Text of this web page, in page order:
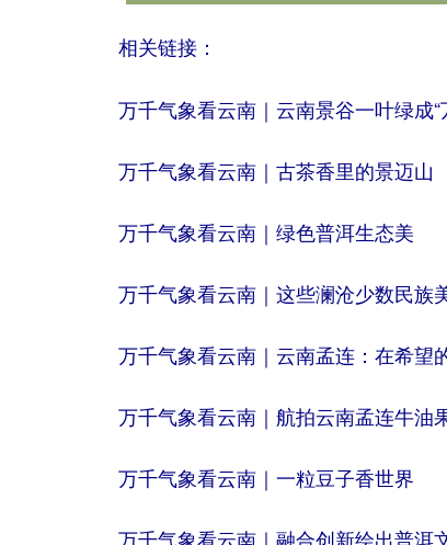
相关链接：
万千气象看云南｜云南景谷一叶绿成“
万千气象看云南｜古茶香里的景迈山
万千气象看云南｜绿色普洱生态美
万千气象看云南｜这些澜沧少数民族
万千气象看云南｜云南孟连：在希望
万千气象看云南｜航拍云南孟连牛油
万千气象看云南｜一粒豆子香世界
万千气象看云南｜融合创新绘出普洱